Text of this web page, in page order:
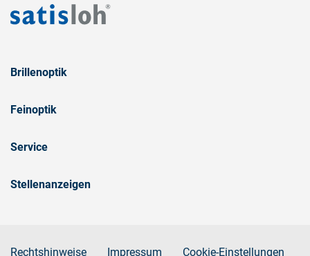
Brillenoptik
Feinoptik
Service
Stellenanzeigen
Rechtshinweise Impressum Cookie-Einstellungen